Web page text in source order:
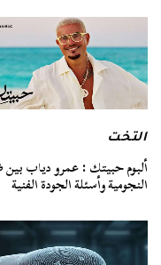
التخت
ألبوم حبيتك : عمرو دياب بين
النجومية وأسئلة الجودة الفنية